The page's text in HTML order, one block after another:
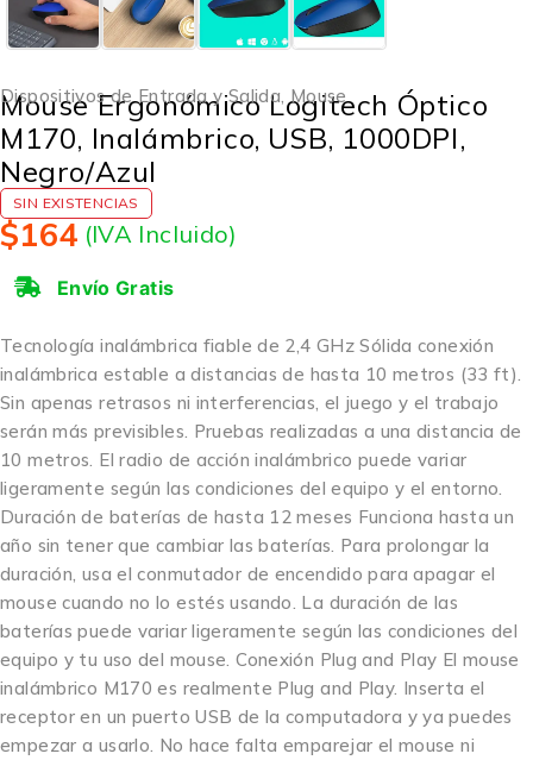
Dispositivos de Entrada y Salida,Mouse
Mouse Ergonómico Logitech Óptico
M170, Inalámbrico, USB, 1000DPI,
Negro/Azul
SIN EXISTENCIAS
$164 (IVA Incluido)
Envío Gratis
Tecnología inalámbrica fiable de 2,4 GHz Sólida conexión
inalámbrica estable a distancias de hasta 10 metros (33 ft).
Sin apenas retrasos ni interferencias, el juego y el trabajo
serán más previsibles. Pruebas realizadas a una distancia de
10 metros. El radio de acción inalámbrico puede variar
ligeramente según las condiciones del equipo y el entorno.
Duración de baterías de hasta 12 meses Funciona hasta un
año sin tener que cambiar las baterías. Para prolongar la
duración, usa el conmutador de encendido para apagar el
mouse cuando no lo estés usando. La duración de las
baterías puede variar ligeramente según las condiciones del
equipo y tu uso del mouse. Conexión Plug and Play El mouse
inalámbrico M170 es realmente Plug and Play. Inserta el
receptor en un puerto USB de la computadora y ya puedes
empezar a usarlo. No hace falta emparejar el mouse ni